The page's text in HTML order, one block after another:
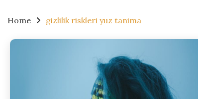
Home gizlilik riskleri yuz tanima